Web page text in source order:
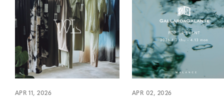
APR 11, 2026 APR 02, 2026